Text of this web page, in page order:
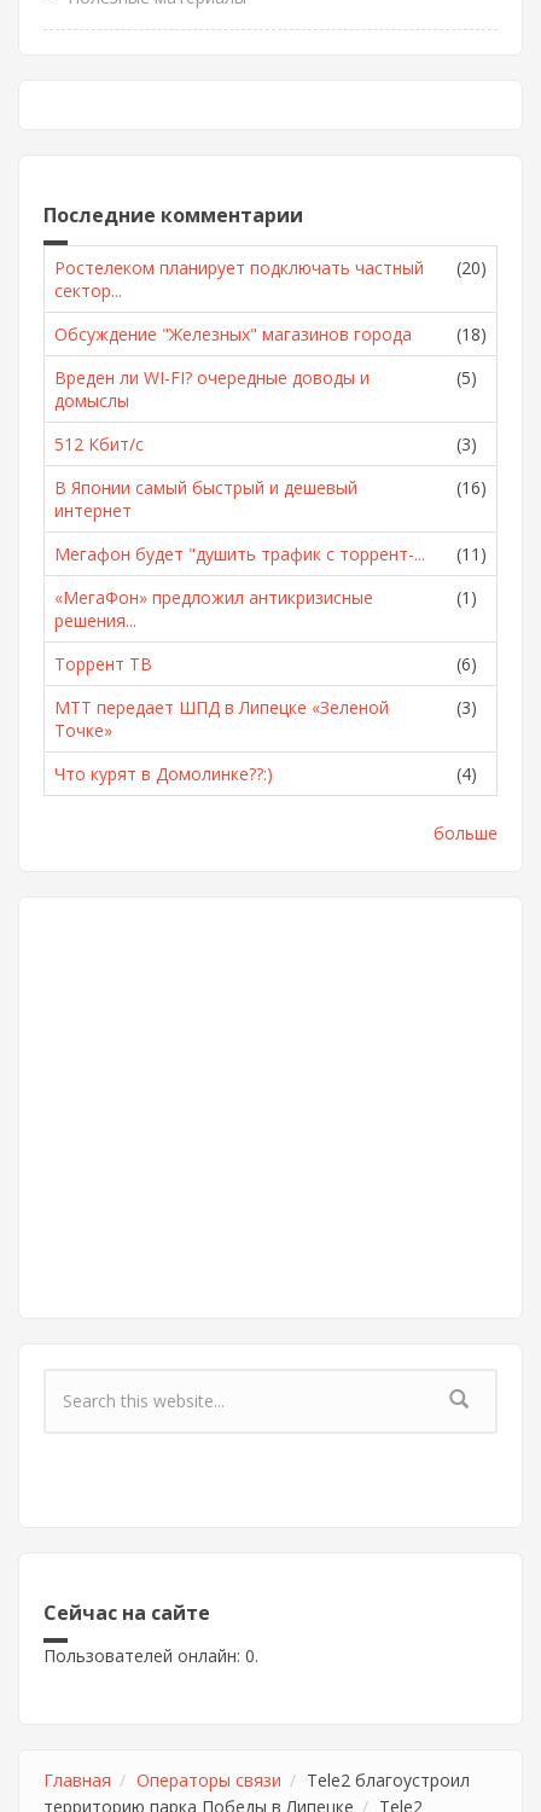
Последние комментарии
Ростелеком планирует подключать частный
сектор...
(20)
Обсуждение "Железных" магазинов города
(18)
Вреден ли WI-FI? очередные доводы и
домыслы
(5)
512 Кбит/с
(3)
В Японии самый быстрый и дешевый
интернет
(16)
Мегафон будет "душить трафик с торрент-...
(11)
«МегаФон» предложил антикризисные
решения...
(1)
Торрент ТВ
(6)
МТТ передает ШПД в Липецке «Зеленой
Точке»
(3)
Что курят в Домолинке??:) (4)
больше
Форма поиска
Сейчас на сайте
Пользователей онлайн: 0.
Главная Операторы связи
Tele2 благоустроил
территорию парка Победы в Липецке
Tele2